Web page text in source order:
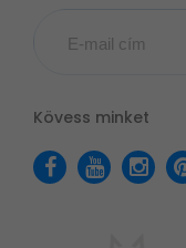
Kövess minket